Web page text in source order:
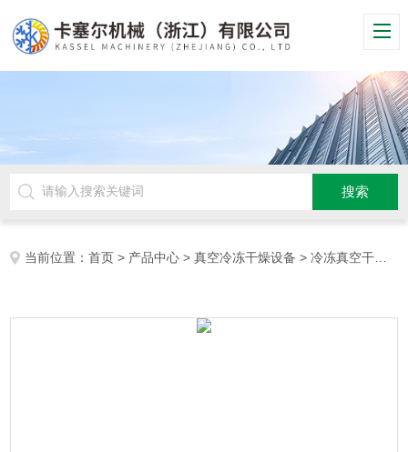
当前位置：首页 > 产品中心 >真空冷冻干燥设备 >冷冻真空干燥机